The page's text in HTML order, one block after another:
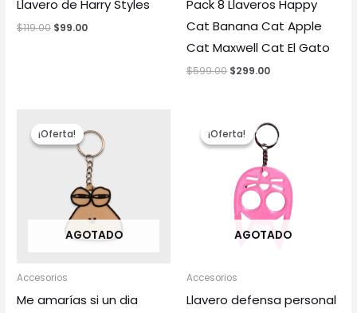
Llavero de Harry Styles
$119.00 $99.00
Pack 8 Llaveros Happy
Cat Banana Cat Apple
Cat Maxwell Cat El Gato
$599.00 $299.00
¡Oferta!
AGOTADO
¡Oferta!
Accesorios
Me amarías si un dia
precio
original
era:
$129.00.
precio
actual
es:
$79.00.
¡Oferta!
AGOTADO
¡Oferta!
Accesorios
Llavero defensa personal
precio
original
era:
$139.00.
precio
actual
es:
$99.00.